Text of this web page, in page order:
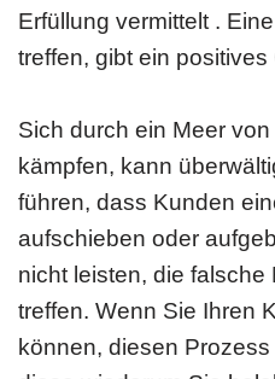
Erfüllung vermittelt .
treffen, gibt ein positives
Sich durch ein Meer
kämpfen, kann
führen, dass Kunden
aufschieben oder
nicht leisten, die falsche
treffen. Wenn Sie Ihren
können, diesen